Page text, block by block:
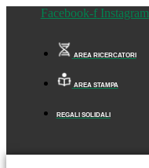
Facebook-f Instagram
AREA RICERCATORI
AREA STAMPA
REGALI SOLIDALI